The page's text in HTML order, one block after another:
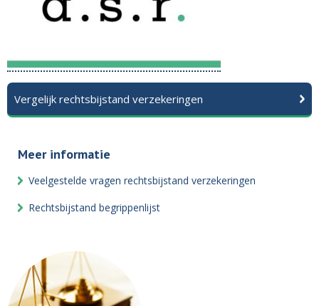
Vergelijk rechtsbijstand verzekeringen
Meer informatie
Veelgestelde vragen rechtsbijstand verzekeringen
Rechtsbijstand begrippenlijst